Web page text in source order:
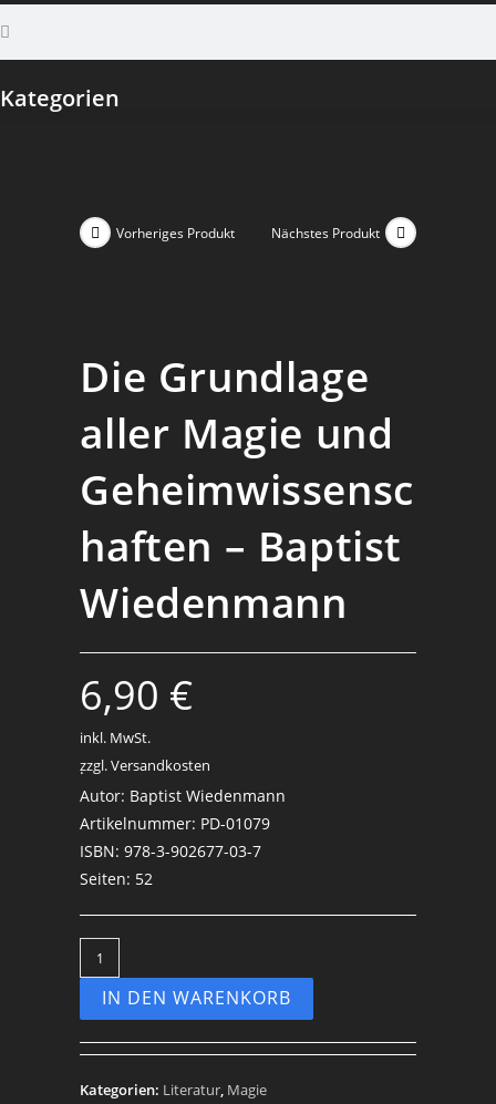
Kategorien
Vorheriges Produkt Nächstes Produkt
Die Grundlage
aller Magie und
Geheimwissensc
haften – Baptist
Wiedenmann
6,90 €
inkl. MwSt.
zzgl. Versandkosten
.
Autor: Baptist Wiedenmann
Artikelnummer: PD-01079
ISBN: 978-3-902677-03-7
Seiten: 52
IN DEN WARENKORB
Kategorien: Literatur, Magie